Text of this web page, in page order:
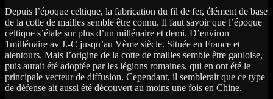
Depuis l’époque celtique, la fabrication du fil de fer, élément de base
de la cotte de mailles semble être connu. Il faut savoir que l’époque
celtique s’étale sur plus d’un millénaire et demi. D’environ
1millénaire av J.-C jusqu’au Vème siècle. Située en France et
alentours. Mais l’origine de la cotte de mailles semble être gauloise,
puis aurait été adoptée par les légions romaines, qui en ont été le
principale vecteur de diffusion. Cependant, il semblerait que ce type
de défense ait aussi été découvert au moins une fois en Chine.